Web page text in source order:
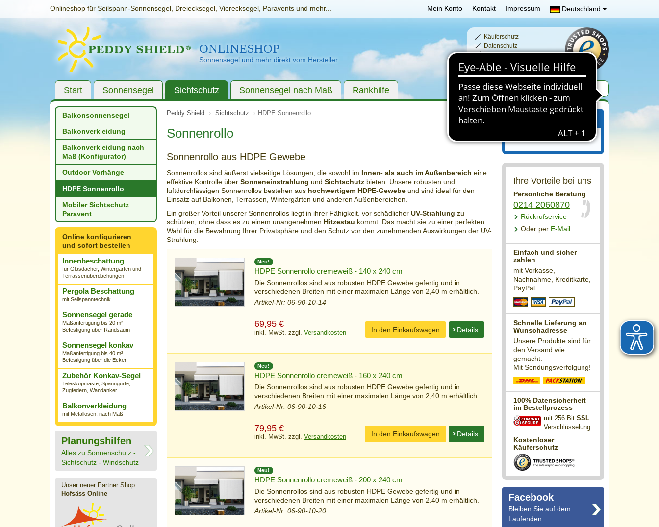
Onlineshop für Seilspann-Sonnensegel, Dreiecksegel, Vierecksegel, Paravents und mehr... Mein Konto Kontakt Impressum Deutschland
ONLINESHOP
Sonnensegel und mehr direkt vom Hersteller
Käuferschutz
Datenschutz
Schnelle Lieferzeiten
Sichere Zahlung
Start Sonnensegel Sichtschutz Sonnensegel nach Maß Rankhilfe
Peddy Shield Sichtschutz HDPE Sonnenrollo
Sonnenrollo
Sonnenrollo aus HDPE Gewebe
Sonnenrollos sind äußerst vielseitige Lösungen, die sowohl im Innen- als auch im Außenbereich eine
effektive Kontrolle über Sonneneinstrahlung und Sichtschutz bieten. Unsere robusten und
luftdurchlässigen Sonnenrollos bestehen aus hochwertigem HDPE-Gewebe und sind ideal für den
Einsatz auf Balkonen, Terrassen, Wintergärten und anderen Außenbereichen.
Ein großer Vorteil unserer Sonnenrollos liegt in ihrer Fähigkeit, vor schädlicher UV-Strahlung zu
schützen, ohne dass es zu einem unangenehmen Hitzestau kommt. Das macht sie zu einer perfekten
Wahl für die Bewahrung Ihrer Privatsphäre und den Schutz vor den zunehmenden Auswirkungen der UV-
Strahlung.
Neu!
HDPE Sonnenrollo cremeweiß - 140 x 240 cm
Die Sonnenrollos sind aus robusten HDPE Gewebe gefertig und in
verschiedenen Breiten mit einer maximalen Länge von 2,40 m erhältlich.
Artikel-Nr: 06-90-10-14
69,95 €
inkl. MwSt. zzgl. Versandkosten Details
In den Einkaufswagen
Neu!
HDPE Sonnenrollo cremeweiß - 160 x 240 cm
Die Sonnenrollos sind aus robusten HDPE Gewebe gefertig und in
verschiedenen Breiten mit einer maximalen Länge von 2,40 m erhältlich.
Artikel-Nr: 06-90-10-16
79,95 €
inkl. MwSt. zzgl. Versandkosten Details
In den Einkaufswagen
Neu!
HDPE Sonnenrollo cremeweiß - 200 x 240 cm
Die Sonnenrollos sind aus robusten HDPE Gewebe gefertig und in
verschiedenen Breiten mit einer maximalen Länge von 2,40 m erhältlich.
Artikel-Nr: 06-90-10-20
Ihr Einkaufswagen ist leer.
Ihre Vorteile bei uns
Persönliche Beratung
0214 2060870
Rückrufservice
Oder per E-Mail
Einfach und sicher
zahlen
mit Vorkasse,
Nachnahme, Kreditkarte,
PayPal
Schnelle Lieferung an
Wunschadresse
Unsere Produkte sind für
den Versand wie
gemacht.
Mit Sendungsverfolgung!
100% Datensicherheit
im Bestellprozess
mit 256 Bit SSL
Verschlüsselung
Kostenloser
Käuferschutz
Facebook
Bleiben Sie auf dem
Laufenden
Balkonsonnensegel
Balkonverkleidung
Balkonverkleidung nach
Maß (Konfigurator)
Outdoor Vorhänge
HDPE Sonnenrollo
Mobiler Sichtschutz
Paravent
Online konfigurieren
und sofort bestellen
Innenbeschattung
für Glasdächer, Wintergärten und
Terrassenüberdachungen
Pergola Beschattung
mit Seilspanntechnik
Sonnensegel gerade
Maßanfertigung bis 20 m²
Befestigung über Randsaum
Sonnensegel konkav
Maßanfertigung bis 40 m²
Befestigung über die Ecken
Zubehör Konkav-Segel
Teleskopmaste, Spanngurte,
Zugfedern, Wandanker
Balkonverkleidung
mit Metallösen, nach Maß
Planungshilfen
Alles zu Sonnenschutz -
Sichtschutz - Windschutz
Unser neuer Partner Shop
Hofsäss Online